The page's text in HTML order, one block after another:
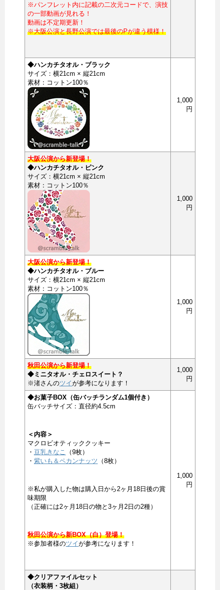
※パンフレット内に記載の二次元コードで、演技
の一部動画が見れる！
動画は不定期更新！
※大阪公演と長野公演では最後のPが違う模様！
◆ハンカチタオル・ブラック
サイズ：横21cm × 縦21cm
素材：コットン100％
1,000
円
大阪公演から新登場！
◆ハンカチタオル・ピンク
サイズ：横21cm × 縦21cm
素材：コットン100％
1,000
円
大阪公演から新登場！
◆ハンカチタオル・ブルー
サイズ：横21cm × 縦21cm
素材：コットン100％
1,000
円
秋田公演から新登場！
◆ミニタオル・チェロスイート？
※渚さんのツイが参考になります！
1,000
円
◆お菓子BOX（缶バッチランダム1個付き）
缶バッチサイズ：直径約4.5cm
＜内容＞
マクロビオティッククッキー
・ 豆乳きなこ
（9枚）
・ 紫いも＆ペカンナッツ （8枚）
※私が購入した物は購入日から2ヶ月18日後の賞
味期限
（正確には2ヶ月18日の物と3ヶ月2日の2種）
秋田公演から新BOX（白）登場！
※参加者様のツイが参考になります！
1,000
円
◆クリアファイルセット
（衣装柄・3枚組）